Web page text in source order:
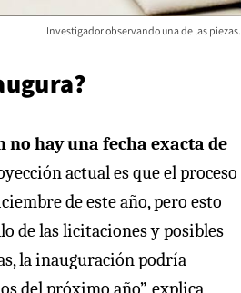
Investigador observando una de las piezas.
no hay una fecha exacta de
actual es que el proceso
de este año, pero esto
de las licitaciones y posibles
la inauguración podría